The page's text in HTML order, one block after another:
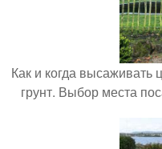
Как и когда высаживать
грунт. Выбор места